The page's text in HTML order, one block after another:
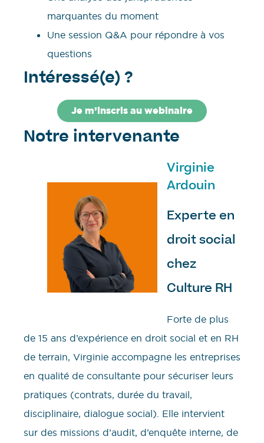
marquantes du moment
Une session Q&A pour répondre à vos
questions
Intéressé(e) ?
Je m’inscris au webinaire
Notre intervenante
Virginie
Ardouin
Experte en
droit social
chez
Culture RH
Forte de plus
de 15 ans d’expérience en droit social et en RH
de terrain, Virginie accompagne les entreprises
en qualité de consultante pour sécuriser leurs
pratiques (contrats, durée du travail,
disciplinaire, dialogue social). Elle intervient
sur des missions d’audit, d’enquête interne, de